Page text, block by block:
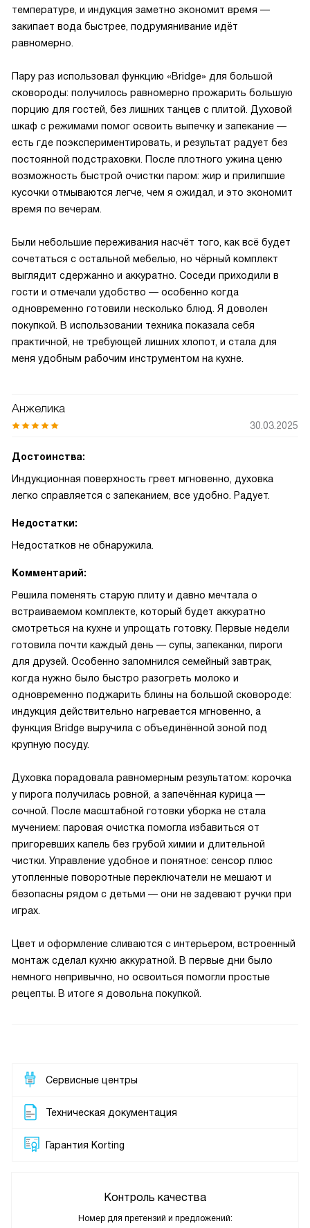
температуре, и индукция заметно экономит время —
закипает вода быстрее, подрумянивание идёт
равномерно.
Пару раз использовал функцию «Bridge» для большой
сковороды: получилось равномерно прожарить большую
порцию для гостей, без лишних танцев с плитой. Духовой
шкаф с режимами помог освоить выпечку и запекание —
есть где поэкспериментировать, и результат радует без
постоянной подстраховки. После плотного ужина ценю
возможность быстрой очистки паром: жир и прилипшие
кусочки отмываются легче, чем я ожидал, и это экономит
время по вечерам.
Были небольшие переживания насчёт того, как всё будет
сочетаться с остальной мебелью, но чёрный комплект
выглядит сдержанно и аккуратно. Соседи приходили в
гости и отмечали удобство — особенно когда
одновременно готовили несколько блюд. Я доволен
покупкой. В использовании техника показала себя
практичной, не требующей лишних хлопот, и стала для
меня удобным рабочим инструментом на кухне.
Анжелика
30.03.2025
Достоинства:
Индукционная поверхность греет мгновенно, духовка
легко справляется с запеканием, все удобно. Радует.
Недостатки:
Недостатков не обнаружила.
Комментарий:
Решила поменять старую плиту и давно мечтала о
встраиваемом комплекте, который будет аккуратно
смотреться на кухне и упрощать готовку. Первые недели
готовила почти каждый день — супы, запеканки, пироги
для друзей. Особенно запомнился семейный завтрак,
когда нужно было быстро разогреть молоко и
одновременно поджарить блины на большой сковороде:
индукция действительно нагревается мгновенно, а
функция Bridge выручила с объединённой зоной под
крупную посуду.
Духовка порадовала равномерным результатом: корочка
у пирога получилась ровной, а запечённая курица —
сочной. После масштабной готовки уборка не стала
мучением: паровая очистка помогла избавиться от
пригоревших капель без грубой химии и длительной
чистки. Управление удобное и понятное: сенсор плюс
утопленные поворотные переключатели не мешают и
безопасны рядом с детьми — они не задевают ручки при
играх.
Цвет и оформление сливаются с интерьером, встроенный
монтаж сделал кухню аккуратной. В первые дни было
немного непривычно, но освоиться помогли простые
рецепты. В итоге я довольна покупкой.
Сервисные центры
Техническая документация
Гарантия Korting
Контроль качества
Номер для претензий и предложений: